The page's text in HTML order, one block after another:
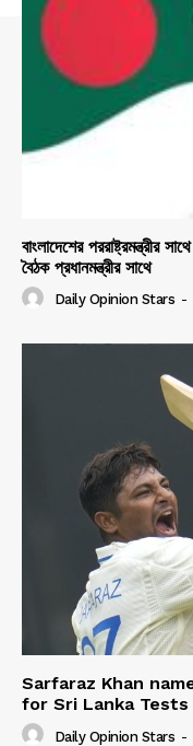
বাংলাদেশের পররাষ্ট্রমন্ত্রীর
বৈঠক প্রধানমন্ত্রীর সাথে
Daily Opinion Stars -
Sarfaraz Khan
for Sri Lanka Tests
Daily Opinion Stars -